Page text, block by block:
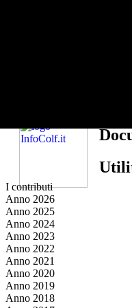
Per un corretto utilizzo del
Leggi qui le istruzioni su
I contributi
Anno 2026
Anno 2025
Anno 2024
Anno 2023
Anno 2022
Anno 2021
Anno 2020
Anno 2019
Anno 2018